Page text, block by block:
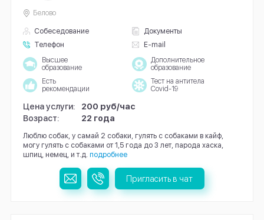
Собеседование
Документы
Телефон
E-mail
Белово
Высшее
образование
Дополнительное
образование
Есть
рекомендации
Тест на антитела
Covid-19
Цена услуги:
200 руб/час
Возраст:
22 года
Люблю собак, у самай 2 собаки, гулять с собаками в кайф,
могу гулять с собаками от 1,5 года до 3 лет, парода хаска,
шпиц, немец, и т.д. подробнее
Пригласить в чат